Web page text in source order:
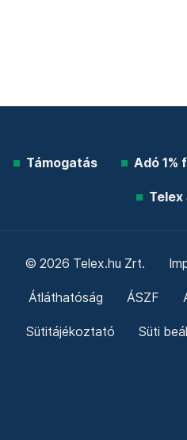
Támogatás Adó 1%
Telex
© 2026 Telex.hu Zrt.
Átláthatóság ÁSZF
Sütitájékoztató Süti